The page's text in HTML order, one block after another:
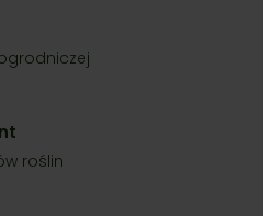
roślin